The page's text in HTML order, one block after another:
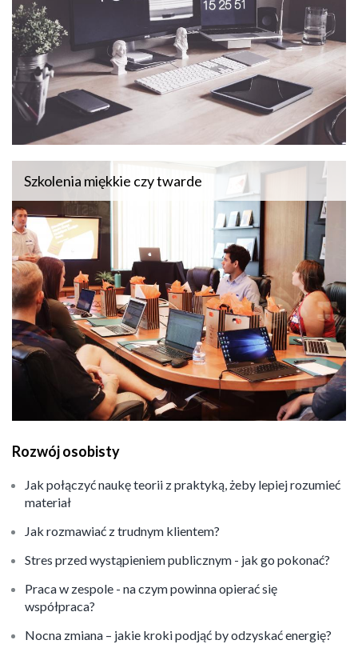
Szkolenia miękkie czy twarde
Rozwój osobisty
Jak połączyć naukę teorii z praktyką, żeby lepiej rozumieć
materiał
Jak rozmawiać z trudnym klientem?
Stres przed wystąpieniem publicznym - jak go pokonać?
Praca w zespole - na czym powinna opierać się
współpraca?
Nocna zmiana – jakie kroki podjąć by odzyskać energię?